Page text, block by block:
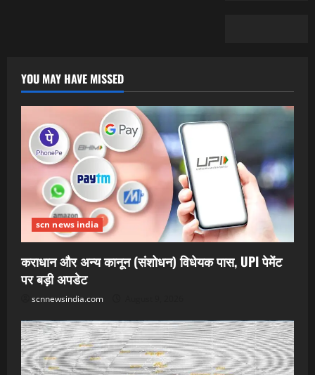
YOU MAY HAVE MISSED
scn news india
कराधान और अन्य कानून (संशोधन) विधेयक पास, UPI पेमेंट
पर बड़ी अपडेट
scnnewsindia.com